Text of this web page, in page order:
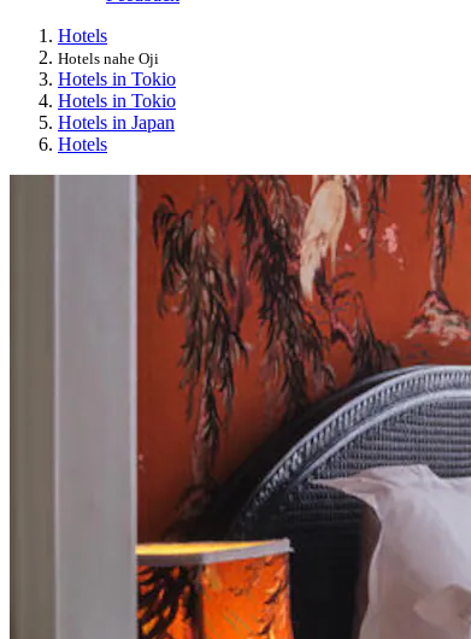
Hotels
Hotels nahe Oji
Hotels in Tokio
Hotels in Tokio
Hotels in Japan
Hotels